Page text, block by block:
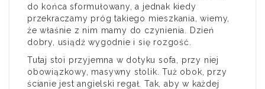
do końca sformułowany, a jednak kiedy
przekraczamy próg takiego mieszkania, wiemy,
że właśnie z nim mamy do czynienia. Dzień
dobry, usiądź wygodnie i się rozgość.
Tutaj stoi przyjemna w dotyku sofa, przy niej
obowiązkowy, masywny stolik. Tuż obok, przy
ścianie jest angielski regał. Tak, aby w każdej